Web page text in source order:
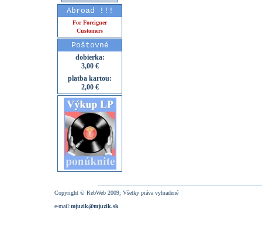
Abroad !!!
For Foreigner
Customers
Poštovné
dobierka:
3,00 €
platba kartou:
2,00 €
Copyright © RebWeb 2009; Všetky práva vyhradené
e-mail:mjuzik@mjuzik.sk